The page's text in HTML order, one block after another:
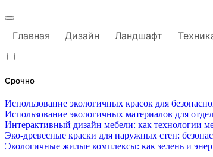
Главная Дизайн Ландшафт
Срочно
Использование экологичных красок для
Использование экологичных материалов для
Интерактивный дизайн мебели: как технологии
Эко-древесные краски для наружных стен:
Экологичные жилые комплексы: как зелень и